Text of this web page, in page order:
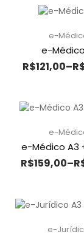
e-
e-
R$121,00–
e-
e-Médico A3
R$159,00–
e-